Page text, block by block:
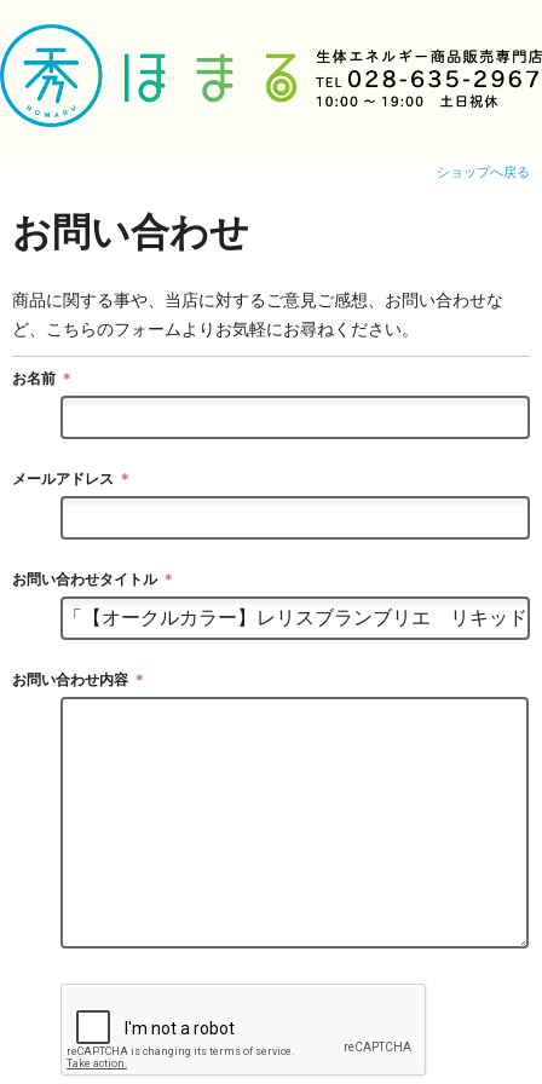
ショップへ戻る
お問い合わせ
商品に関する事や、当店に対するご意見ご感想、お問い合わせな
ど、こちらのフォームよりお気軽にお尋ねください。
お名前 ＊
メールアドレス ＊
お問い合わせタイトル ＊
お問い合わせ内容 ＊